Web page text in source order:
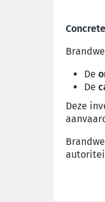
De
De
Deze